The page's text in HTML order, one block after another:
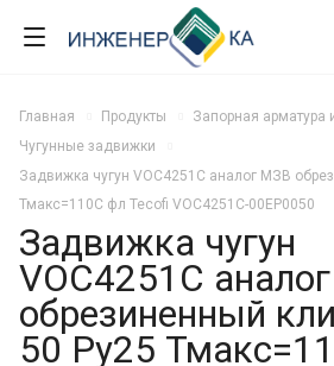
Главная Продукты
Запорная арматура
Чугунные задвижки
Задвижка чугун VOC4251C аналог МЗВ
Тмакс=110C фл Tecofi VOC4251C-00EP0050
Задвижка чугун
VOC4251C
обрезиненный
50 Ру25